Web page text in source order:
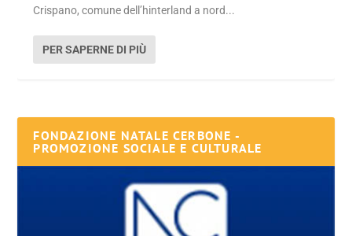
Crispano, comune dell’hinterland a nord...
PER SAPERNE DI PIÙ
FONDAZIONE NATALE CERBONE -
PROMOZIONE SOCIALE E CULTURALE